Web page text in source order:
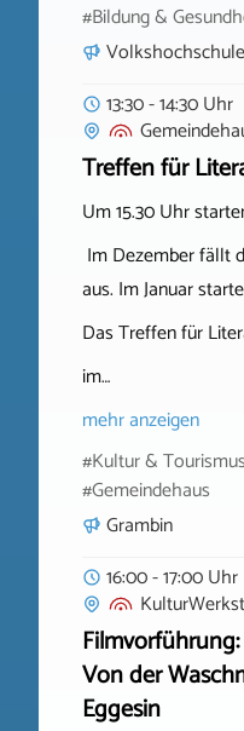
#Bildung &
13:30 - 14:30 Uhr
Treffen für
Um 15.30 Uhr
Im Dezember fällt
aus. Im Januar
Das Treffen für
im…
mehr anzeigen
#Kultur &
#Gemeindehaus
Grambin
16:00 - 17:00 Uhr
Von der
Eggesin